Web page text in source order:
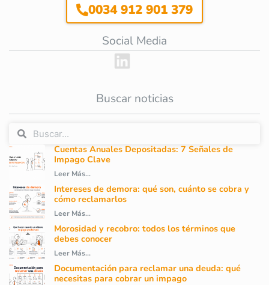
0034 912 901 379
Social Media
Buscar noticias
Cuentas Anuales Depositadas: 7 Señales de
Impago Clave
Leer Más...
Intereses de demora: qué son, cuánto se cobra y
cómo reclamarlos
Leer Más...
Morosidad y recobro: todos los términos que
debes conocer
Leer Más...
Documentación para reclamar una deuda: qué
necesitas para cobrar un impago